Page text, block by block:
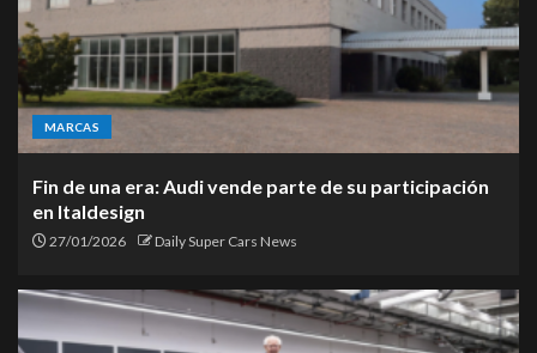
MARCAS
Fin de una era: Audi vende parte de su participación
en Italdesign
27/01/2026 Daily Super Cars News